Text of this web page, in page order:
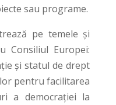
sau programe.
pe temele și
Consiliul Europei:
și statul de drept
pentru facilitarea
a democrației la